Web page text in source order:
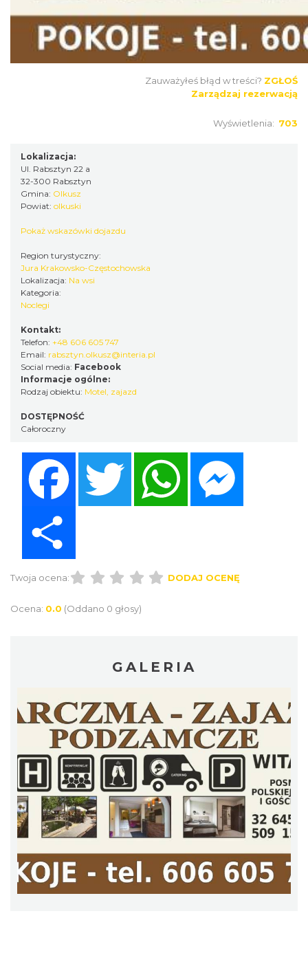
Zauważyłeś błąd w treści? ZGŁOŚ
Zarządzaj rezerwacją
Wyświetlenia: 703
Lokalizacja:
Ul. Rabsztyn 22 a
32-300 Rabsztyn
Gmina: Olkusz
Powiat: olkuski
Pokaż wskazówki dojazdu
Region turystyczny:
Jura Krakowsko-Częstochowska
Lokalizacja: Na wsi
Kategoria:
Noclegi
Kontakt:
Telefon: +48 606 605 747
Email: rabsztyn.olkusz@interia.pl
Social media: Facebook
Informacje ogólne:
Rodzaj obiektu: Motel, zajazd
DOSTĘPNOŚĆ
Całoroczny
Twitter WhatsApp
Twoja ocena: DODAJ OCENĘ
Ocena: 0.0 (Oddano 0 głosy)
GALERIA